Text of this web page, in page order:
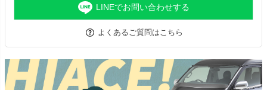
LINEでお問い合わせする
よくあるご質問はこちら